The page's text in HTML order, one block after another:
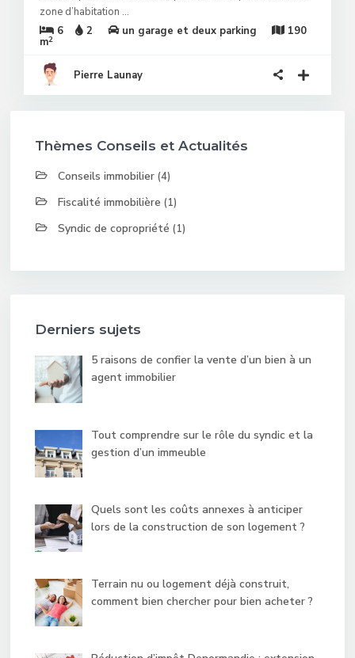
zone d’habitation ...
6
2 un garage et deux parking 190
m2
Pierre Launay
Thèmes Conseils et Actualités
Conseils immobilier (4)
Fiscalité immobilière (1)
Syndic de copropriété (1)
Derniers sujets
5 raisons de confier la vente d’un bien à un
agent immobilier
Tout comprendre sur le rôle du syndic et la
gestion d’un immeuble
Quels sont les coûts annexes à anticiper
lors de la construction de son logement ?
Terrain nu ou logement déjà construit,
comment bien chercher pour bien acheter ?